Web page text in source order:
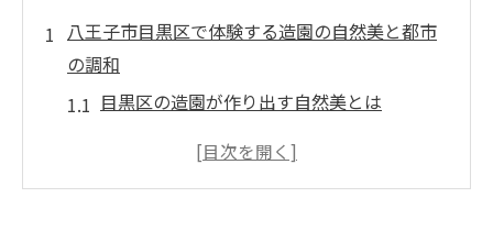
八王子市目黒区で体験する造園の自然美と都市
の調和
目黒区の造園が作り出す自然美とは
都市の中のオアシス、八王子市の緑の空間